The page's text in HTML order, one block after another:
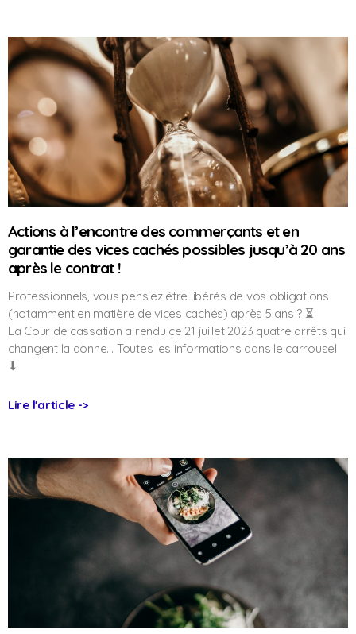
Actions à l’encontre des commerçants et en
garantie des vices cachés possibles jusqu’à 20 ans
après le contrat !
Professionnels, vous pensiez être libérés de vos obligations
(notamment en matière de vices cachés) après 5 ans ? ⏳
La Cour de cassation a rendu ce 21 juillet 2023 quatre arrêts qui
changent la donne… Toutes les informations dans le carrousel
⬇
Lire l'article ->